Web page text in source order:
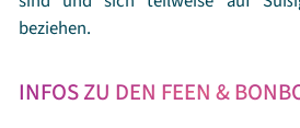
beziehen.
INFOS ZU DEN FEEN &